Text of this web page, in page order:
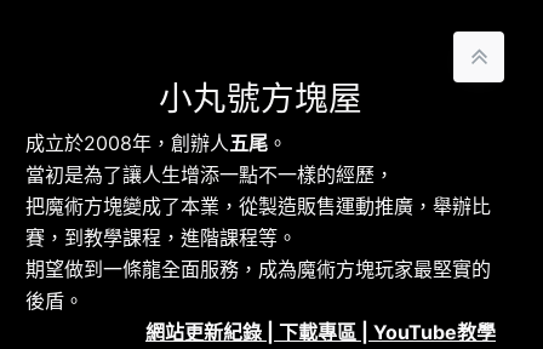
小丸號方塊屋
成立於2008年，創辦人 五尾 。
當初是為了讓人生增添一點不一樣的經歷，
把魔術方塊變成了本業，從製造販售運動推廣，舉辦比
賽，到教學課程，進階課程等。
期望做到一條龍全面服務，成為魔術方塊玩家最堅實的
後盾。
網站更新紀錄
下載專區
YouTube教學